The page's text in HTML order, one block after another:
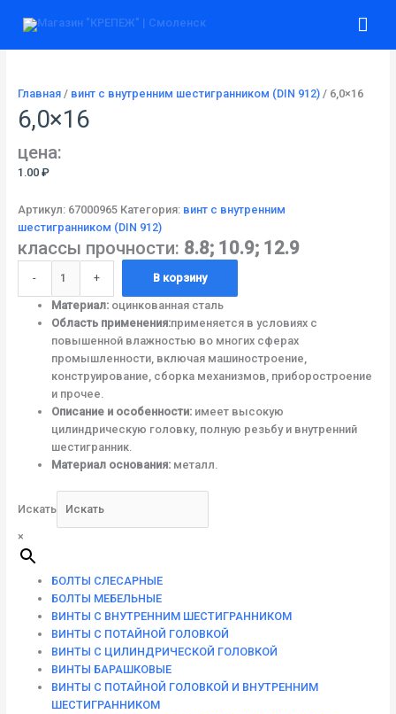
Главная/ винт с внутренним шестигранником (DIN 912)/ 6,0×16
6,0×16
цена:
1.00 ₽
Артикул: 67000965 Категория: винт с внутренним
шестигранником (DIN 912)
классы прочности: 8.8; 10.9; 12.9
-
товара
+ В корзину
Материал:оцинкованная сталь
Область применения:применяется в условиях с
повышенной влажностью во многих сферах
промышленности, включая машиностроение,
конструирование, сборка механизмов, приборостроение
и прочее.
Описание и особенности:имеет высокую
цилиндрическую головку, полную резьбу и внутренний
шестигранник.
Материал основания:металл.
Искать
×
БОЛТЫ СЛЕСАРНЫЕ
БОЛТЫ МЕБЕЛЬНЫЕ
ВИНТЫ С ВНУТРЕННИМ ШЕСТИГРАННИКОМ
ВИНТЫ С ПОТАЙНОЙ ГОЛОВКОЙ
ВИНТЫ С ЦИЛИНДРИЧЕСКОЙ ГОЛОВКОЙ
ВИНТЫ БАРАШКОВЫЕ
ВИНТЫ С ПОТАЙНОЙ ГОЛОВКОЙ И ВНУТРЕННИМ
ШЕСТИГРАННИКОМ